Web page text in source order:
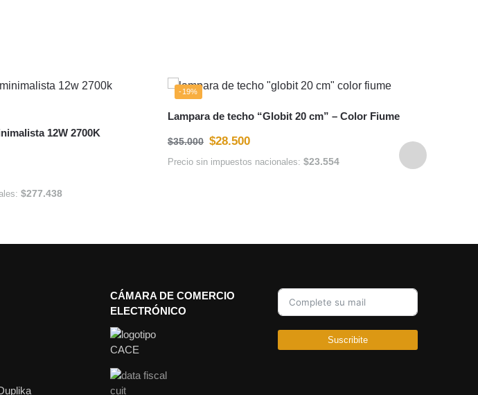
12W 2700K
$277.438
-19%
Lampara de techo “Globit 20 cm” – Color Fiume
$35.000 $28.500
Precio sin impuestos nacionales:$23.554
CÁMARA DE COMERCIO
ELECTRÓNICO
Suscribite